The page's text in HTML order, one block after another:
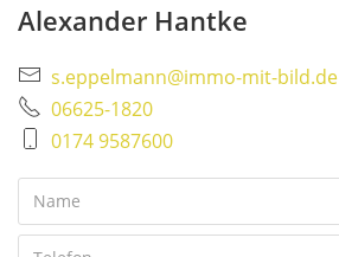
Alexander Hantke
s.eppelmann@immo-mit-bild.de
06625-1820
0174 9587600